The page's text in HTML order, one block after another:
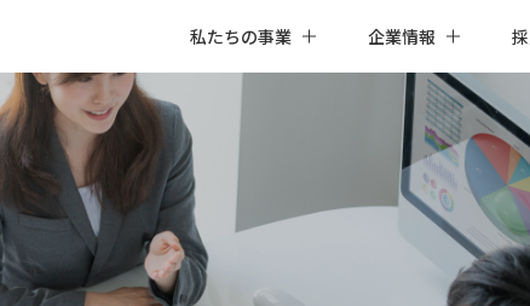
私たちの事業 企業情報